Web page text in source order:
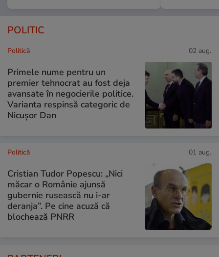
POLITIC
Politică 02 aug.
Primele nume pentru un
premier tehnocrat au fost deja
avansate în negocierile politice.
Varianta respinsă categoric de
Nicușor Dan
Politică 01 aug.
Cristian Tudor Popescu: „Nici
măcar o Românie ajunsă
gubernie rusească nu i-ar
deranja”. Pe cine acuză că
blochează PNRR